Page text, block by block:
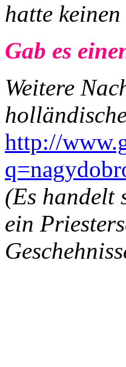
hatte
Gab es
Weitere
http://
(Es handelt
ein